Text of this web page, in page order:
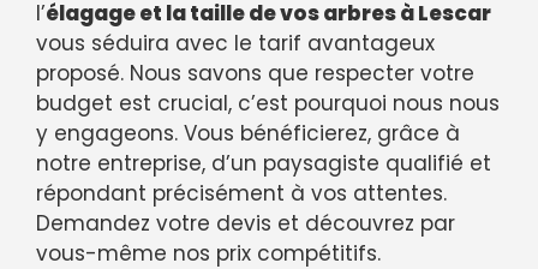
l’élagage et la taille de vos arbres à Lescar
vous séduira avec le tarif avantageux
proposé. Nous savons que respecter votre
budget est crucial, c’est pourquoi nous nous
y engageons. Vous bénéficierez, grâce à
notre entreprise, d’un paysagiste qualifié et
répondant précisément à vos attentes.
Demandez votre devis et découvrez par
vous-même nos prix compétitifs.